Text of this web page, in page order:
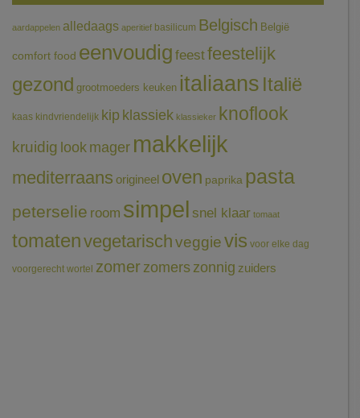
aardappelen alledaags aperitief basilicum Belgisch België
comfort food eenvoudig feestfeestelijk
gezond grootmoeders keuken italiaans Italië
kaas kindvriendelijk kip klassiek klassieker knoflook
kruidig look mager makkelijk
mediterraans origineel oven paprika pasta
peterselie room simpel snel klaar tomaat
tomatenvegetarischveggievis voor elke dag
voorgerecht wortel zomerzomerszonnig zuiders